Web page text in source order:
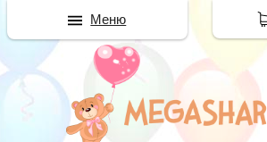
Меню